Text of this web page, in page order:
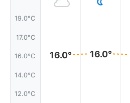
19.0°C
17.0°C
16.0°C
14.0°C
12.0°C
16.0° 16.0°